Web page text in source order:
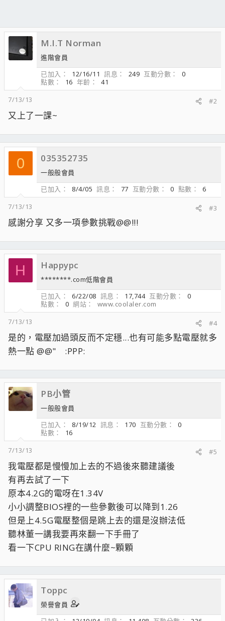
M.I.T Norman
進階會員
已加入
12/16/11 訊息 249 互動分數
0
點數
16 年齡
41
7/13/13
#2
又上了一課~
0 035352735
一般般會員
已加入
8/4/05 訊息 77 互動分數 0 點數
6
7/13/13
#3
感謝分享 又多一項參數挑戰@@!!!
H Happypc
********.com低階會員
已加入
6/22/08 訊息 17,744 互動分數
0
點數
0 網站
www.coolaler.com
7/13/13
#4
是的，電壓加過頭反而不定穩...也有可能多點電壓就多
熱一點 @@" :PPP:
PB小管
一般般會員
已加入
8/19/12 訊息 170 互動分數
0
點數
16
7/13/13
#5
我電壓都是慢慢加上去的不過後來聽建議後
有再去試了一下
原本4.2G的電呀在1.34V
小小調整BIOS裡的一些參數後可以降到1.26
但是上4.5G電壓整個是跳上去的還是沒辦法低
聽林董一講我要再來翻一下手冊了
看一下CPU RING在講什麼~顆顆
Toppc
榮譽會員